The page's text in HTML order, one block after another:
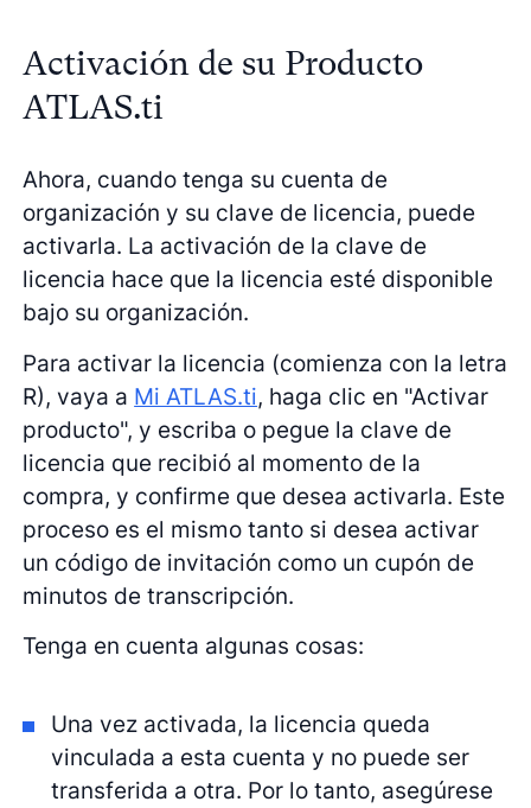
Activación de su Producto
ATLAS.ti
Ahora, cuando tenga su cuenta de
organización y su clave de licencia, puede
activarla. La activación de la clave de
licencia hace que la licencia esté disponible
bajo su organización.
Para activar la licencia (comienza con la letra
R), vaya a Mi ATLAS.ti, haga clic en "Activar
producto", y escriba o pegue la clave de
licencia que recibió al momento de la
compra, y confirme que desea activarla. Este
proceso es el mismo tanto si desea activar
un código de invitación como un cupón de
minutos de transcripción.
Tenga en cuenta algunas cosas:
Una vez activada, la licencia queda
vinculada a esta cuenta y no puede ser
transferida a otra. Por lo tanto, asegúrese